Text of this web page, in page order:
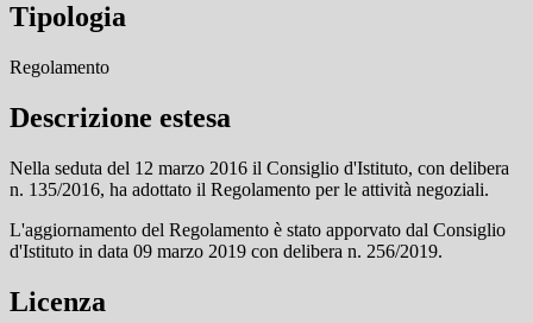
Tipologia
Regolamento
Descrizione estesa
Nella seduta del 12 marzo 2016 il Consiglio d'Istituto, con delibera
n. 135/2016, ha adottato il Regolamento per le attività negoziali.
L'aggiornamento del Regolamento è stato apporvato dal Consiglio
d'Istituto in data 09 marzo 2019 con delibera n. 256/2019.
Licenza